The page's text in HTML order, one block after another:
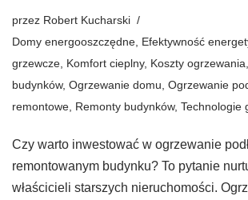
przez Robert Kucharski
Domy energooszczędne Efektywność
grzewcze Komfort cieplny, Koszty ogrzewania
budynków, Ogrzewanie domu Ogrzewanie
remontowe Remonty budynków, Technologie
Czy warto inwestować w ogrzewanie
remontowanym budynku? To pytanie
właścicieli starszych nieruchomości.